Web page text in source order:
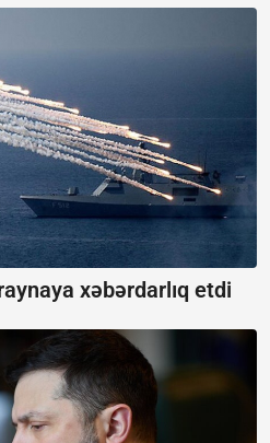
xəbərdarlıq etdi